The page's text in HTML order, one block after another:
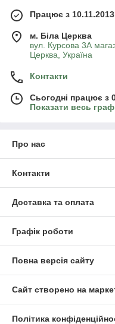
Працює з 10.11.2013
м. Біла Церква
вул. Курсова 3А
Церква, Україна
Контакти
Сьогодні працює з
Показати весь
Про нас
Контакти
Доставка та оплата
Графік роботи
Повна версія сайту
Сайт створено на
Політика